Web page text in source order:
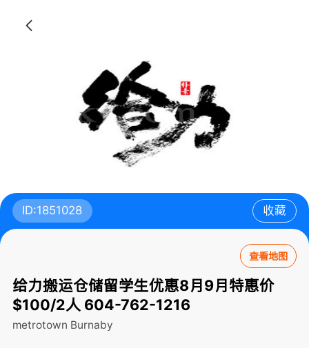
ID:1851028 收藏
查看地图
给力搬运仓储留学生优惠8月9月特惠价
$100/2人 604-762-1216
metrotown Burnaby